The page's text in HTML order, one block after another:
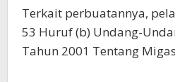
Terkait perbuatannya,
53 Huruf (b) Undang-
Tahun 2001 Tentang